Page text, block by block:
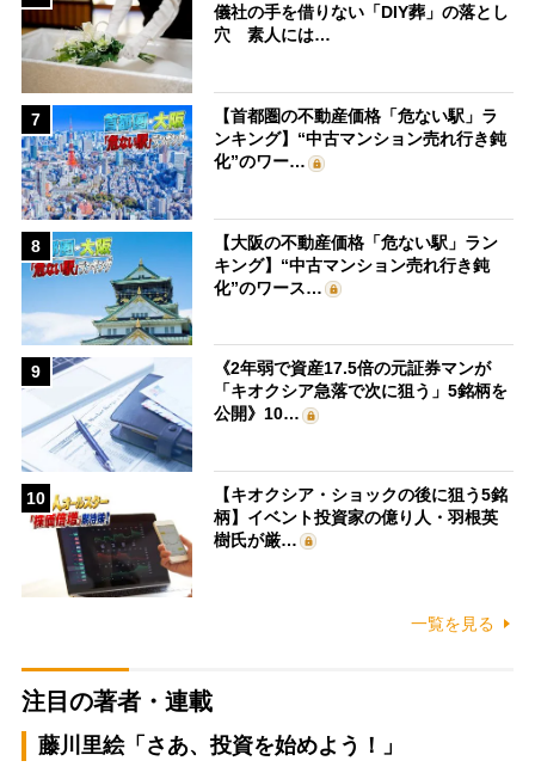
儀社の手を借りない「DIY葬」の落とし
穴 素人には…
7
【首都圏の不動産価格「危ない駅」ラ
ンキング】“中古マンション売れ行き鈍
化”のワー…
8
【大阪の不動産価格「危ない駅」ラン
キング】“中古マンション売れ行き鈍
化”のワース…
9
《2年弱で資産17.5倍の元証券マンが
「キオクシア急落で次に狙う」5銘柄を
公開》10…
10
【キオクシア・ショックの後に狙う5銘
柄】イベント投資家の億り人・羽根英
樹氏が厳…
一覧を見る
注目の著者・連載
藤川里絵「さあ、投資を始めよう！」